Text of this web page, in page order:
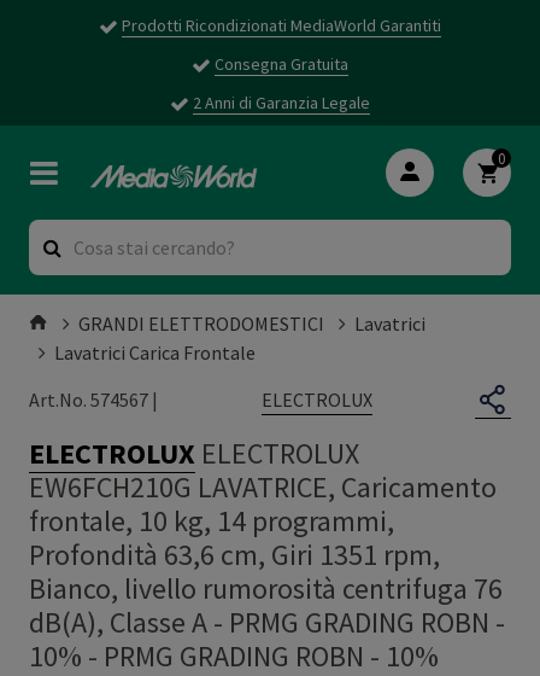
Prodotti Ricondizionati MediaWorld Garantiti
Consegna Gratuita
2 Anni di Garanzia Legale
0
GRANDI ELETTRODOMESTICI
Lavatrici
Lavatrici Carica Frontale
Art.No. 574567 |
ELECTROLUX
ELECTROLUX ELECTROLUX
EW6FCH210G LAVATRICE, Caricamento
frontale, 10 kg, 14 programmi,
Profondità 63,6 cm, Giri 1351 rpm,
Bianco, livello rumorosità centrifuga 76
dB(A), Classe A - PRMG GRADING ROBN -
10% - PRMG GRADING ROBN - 10%